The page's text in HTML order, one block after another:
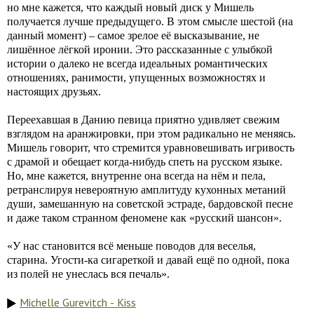
но мне кажется, что каждый новый диск у Мишель
получается лучше предыдущего. В этом смысле шестой (на
данный момент) – самое зрелое её высказывание, не
лишённое лёгкой иронии. Это рассказанные с улыбкой
истории о далеко не всегда идеальных романтических
отношениях, ранимости, упущенных возможностях и
настоящих друзьях.
Переехавшая в Данию певица приятно удивляет свежим
взглядом на аранжировки, при этом радикально не меняясь.
Мишель говорит, что стремится уравновешивать игривость
с драмой и обещает когда-нибудь спеть на русском языке.
Но, мне кажется, внутренне она всегда на нём и пела,
ретранслируя невероятную амплитуду кухонных метаний
души, замешанную на советской эстраде, бардовской песне
и даже таком странном феномене как «русский шансон».
«У нас становится всё меньше поводов для веселья,
старина. Угости-ка сигареткой и давай ещё по одной, пока
из полей не унеслась вся печаль».
Michelle Gurevitch - Kiss